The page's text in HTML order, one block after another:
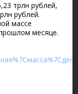
трлн рублей,
рублей.
массе
месяце.